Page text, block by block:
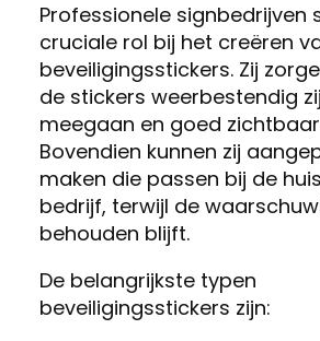
Professionele signbedrijven
cruciale rol bij het creëren
beveiligingsstickers. Zij
de stickers weerbestendig
meegaan en goed
Bovendien kunnen zij
maken die passen bij de
bedrijf, terwijl de
behouden blijft.
De belangrijkste typen
beveiligingsstickers zijn: